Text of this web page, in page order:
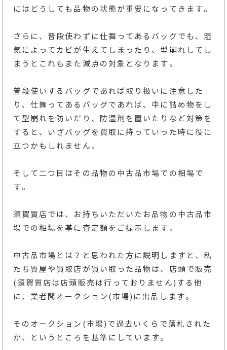
にはどうしても品物の状態が重要になってきます。
さらに、普段使わずに仕舞ってあるバッグでも、湿
気によってカビが生えてしまったり、型崩れしてし
まうとこれもまた減点の対象となります。
普段使いするバッグであれば取り扱いに注意した
り、仕舞ってあるバッグであれば、中に詰め物をし
て型崩れを防いだり、防湿剤を置いたりなど対策を
すると、いざバッグを買取に持っていった時に役に
立つかもしれません。
そして二つ目はその品物の中古品市場での相場で
す。
須賀質店では、お持ちいただいたお品物の中古品市
場での相場を基に査定額をご提示します。
中古品市場とは？と思われた方に説明しますと、私
たち質屋や買取店が買い取った品物は、店頭で販売
(須賀質店は店頭販売は行っておりません)する他
に、業者間オークション(市場)に出品します。
そのオークション(市場)で過去いくらで落札された
か、というところを基準にしています。